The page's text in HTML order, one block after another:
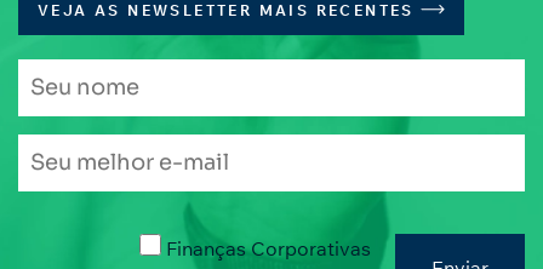
VEJA AS NEWSLETTER MAIS RECENTES
Finanças Corporativas